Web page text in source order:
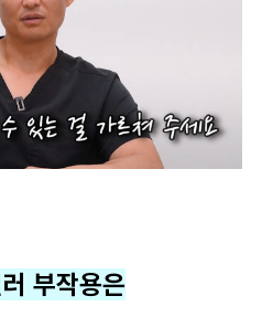
부작용은